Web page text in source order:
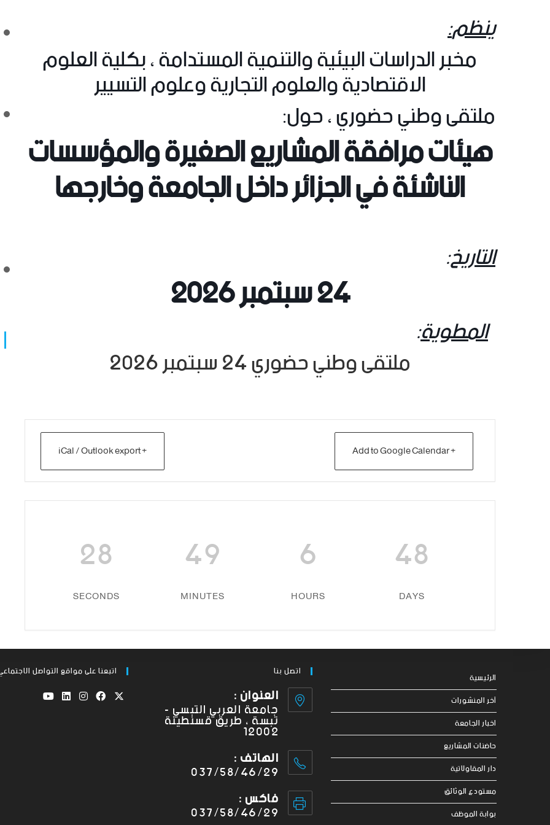
ينظم:
مخبر الدراسات البيئية والتنمية المستدامة، بكلية العلوم
الاقتصادية والعلوم التجارية وعلوم التسيير
ملتقى وطني حضوري، حول:
هيئات مرافقة المشاريع الصغيرة والمؤسسات
الناشئة في الجزائر داخل الجامعة وخارجها
التاريخ:
24سبتمبر 2026
المطوية:
ملتقى وطني حضوري 24 سبتمبر 2026
+ Add to Google Calendar
+ iCal / Outlook export
48
DAYS
6
HOURS
49
MINUTES
28
SECONDS
الرئيسية
آخر المنشورات
اخبار الجامعة
حاضنات المشاريع
دار المقاولاتية
مستودع الوثائق
بوابة الموظف
اتصل بنا
العنوان :
جامعة العربي التبسي -
تبسة ، طريق قسنطينة
12002
الهاتف :
037/58/46/29
فاكس :
037/58/46/29
اتبعنا على مواقع التواصل